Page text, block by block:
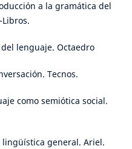
a la gramática del
lenguaje. Octaedro
Tecnos.
como semiótica social.
lingüística general. Ariel.